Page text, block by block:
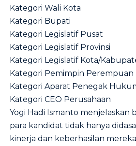
Kategori Wali Kota
Kategori Bupati
Kategori Legislatif Pusat
Kategori Legislatif Provinsi
Kategori Legislatif Kota/
Kategori Pemimpin Perempuan
Kategori Aparat Penegak
Kategori CEO Perusahaan
Yogi Hadi Ismanto menjelaskan
para kandidat tidak hanya
kinerja dan keberhasilan